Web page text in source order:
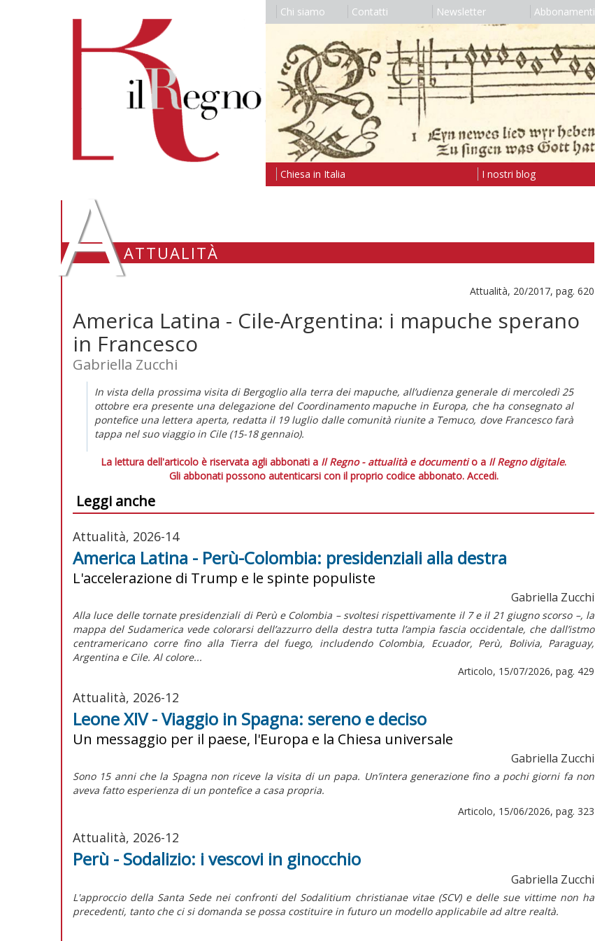
Chi siamo Contatti Newsletter Abbonamenti
Chiesa in Italia I nostri blog
AATTUALITÀ
Attualità, 20/2017, pag. 620
America Latina - Cile-Argentina: i mapuche sperano
in Francesco
Gabriella Zucchi
In vista della prossima visita di Bergoglio alla terra dei mapuche, all’udienza generale di mercoledì 25
ottobre era presente una delegazione del Coordinamento mapuchein Europa, che ha consegnato al
pontefice una lettera aperta, redatta il 19 luglio dalle comunità riunite a Temuco, dove Francesco farà
tappa nel suo viaggio in Cile (15-18 gennaio).
La lettura dell'articolo è riservata agli abbonati a Il Regno - attualità e documentio a Il Regno digitale.
Gli abbonati possono autenticarsi con il proprio codice abbonato. Accedi.
Leggi anche
Attualità, 2026-14
America Latina - Perù-Colombia: presidenziali alla destra
L'accelerazione di Trump e le spinte populiste
Gabriella Zucchi
Alla luce delle tornate presidenziali di Perù e Colombia – svoltesi rispettivamente il 7 e il 21 giugno scorso –, la
mappa del Sudamerica vede colorarsi dell’azzurro della destra tutta l’ampia fascia occidentale, che dall’istmo
centramericano corre fino alla Tierra del fuego, includendo Colombia, Ecuador, Perù, Bolivia, Paraguay,
Argentina e Cile. Al colore...
Articolo, 15/07/2026, pag. 429
Attualità, 2026-12
Leone XIV - Viaggio in Spagna: sereno e deciso
Un messaggio per il paese, l'Europa e la Chiesa universale
Gabriella Zucchi
Sono 15 anni che la Spagna non riceve la visita di un papa. Un’intera generazione fino a pochi giorni fa non
aveva fatto esperienza di un pontefice a casa propria.
Articolo, 15/06/2026, pag. 323
Attualità, 2026-12
Perù - Sodalizio: i vescovi in ginocchio
Gabriella Zucchi
L'approccio della Santa Sede nei confronti del Sodalitium christianae vitae(SCV) e delle sue vittime non ha
precedenti, tanto che ci si domanda se possa costituire in futuro un modello applicabile ad altre realtà.